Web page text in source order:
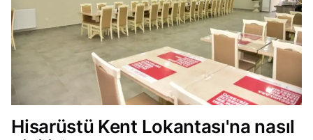
Hisarüstü Kent Lokantası'na nasıl